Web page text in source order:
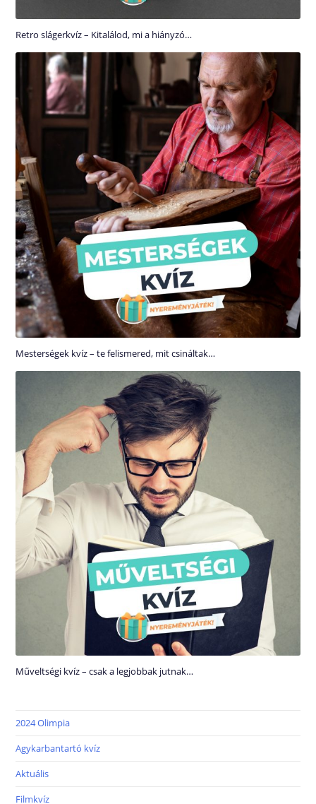
Retro slágerkvíz – Kitalálod, mi a hiányzó…
Mesterségek kvíz – te felismered, mit csináltak…
Műveltségi kvíz – csak a legjobbak jutnak…
2024 Olimpia
Agykarbantartó kvíz
Aktuális
Filmkvíz